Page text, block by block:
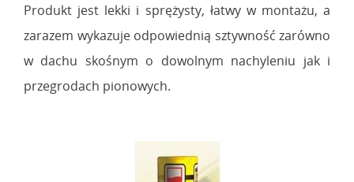
Produkt jest lekki i sprężysty, łatwy w montażu, a
zarazem wykazuje odpowiednią sztywność zarówno
w dachu skośnym o dowolnym nachyleniu jak i
przegrodach pionowych.